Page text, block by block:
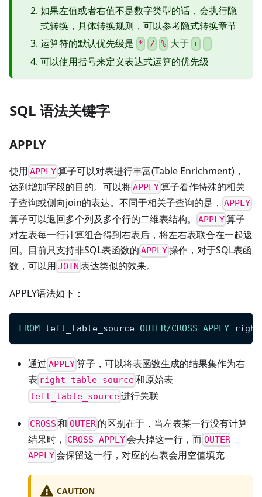
如果左值或者右值不是数字类型的话，会执行隐
式转换，具体转换规则，可以参考隐式转换章节
运算符的默认优先级是 * / % 大于+ -
可以使用括号来定义表达式运算的优先级
SQL 语法关键字
APPLY
使用 APPLY算子可以对表进行丰富(Table Enrichment)，
达到增加字段的目的。可以将APPLY算子看作特殊的相关
子查询或侧向join的表达。不同于相关子查询的是， APPLY
算子可以返回多个列及多个行的二维表结构。 APPLY算子
对左表每一行计算组合得到右表后，将左右表联合在一起返
回。目前只支持非SQL表函数的 APPLY操作，对于SQL表函
数，可以用 JOIN 表达类似的效果。
APPLY语法如下：
FROM left_table_source OUTER/CROSS APPLY
通过 APPLY算子，可以将表函数生成的结果集作为右
表 right_table_source和原始表
left_table_source进行关联
CROSS 和 OUTER的区别在于，当左表某一行没有计算
结果时，
CROSS APPLY会去掉这一行，而 OUTER
APPLY会保留这一行，对应的右表会用空值填充
CAUTION